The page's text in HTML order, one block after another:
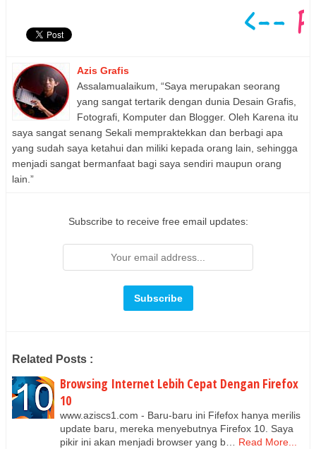
Azis Grafis
Assalamualaikum, “Saya merupakan seorang
yang sangat tertarik dengan dunia Desain Grafis,
Fotografi, Komputer dan Blogger. Oleh Karena itu
saya sangat senang Sekali mempraktekkan dan berbagi apa
yang sudah saya ketahui dan miliki kepada orang lain, sehingga
menjadi sangat bermanfaat bagi saya sendiri maupun orang
lain.”
Subscribe to receive free email updates:
Related Posts :
Browsing Internet Lebih Cepat Dengan Firefox
10
www.aziscs1.com - Baru-baru ini Fifefox hanya merilis
update baru, mereka menyebutnya Firefox 10. Saya
pikir ini akan menjadi browser yang b…
Read More...